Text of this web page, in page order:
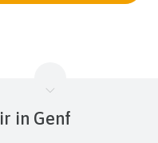
in Genf